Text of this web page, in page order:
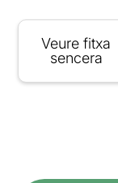
Veure fitxa
sencera